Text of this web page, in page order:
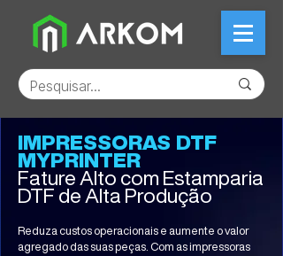
IMPRESSORAS DTF
MYPRINTER
Fature Alto com Estamparia
DTF de Alta Produção
Reduza custos operacionais e aumente o valor
agregado das suas peças. Com as impressoras